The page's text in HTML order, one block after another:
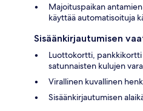
Majoituspaikan
käyttää automatisoituja
Sisäänkirjautumisen
Luottokortti, pankkikortti
satunnaisten kulujen
Virallinen kuvallinen
Sisäänkirjautumisen